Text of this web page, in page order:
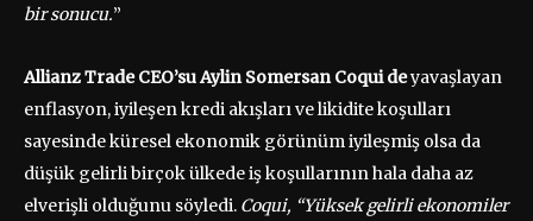
bir sonucu.”
Allianz Trade CEO’su Aylin Somersan Coqui deyavaşlayan
enflasyon, iyileşen kredi akışları ve likidite koşulları
sayesinde küresel ekonomik görünüm iyileşmiş olsa da
düşük gelirli birçok ülkede iş koşullarının hala daha az
elverişli olduğunu söyledi. Coqui, “Yüksek gelirli ekonomiler